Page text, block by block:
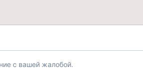
с вашей жалобой.